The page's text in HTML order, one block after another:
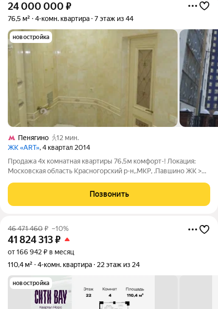
24 000 000 ₽
76,5 м² 4-комн. квартира 7 этаж из 44
новостройка
Пенягино
12 мин.
ЖК «ART», 4 квартал 2014
Продажа 4х комнатная квартиры 76,5м комфорт-! Локация:
Московская область Красногорский р-н,.МКР, .Павшино ЖК >
планировка: прихожая 5 м ,кухня 24м, гостиная 24 м,спальня 9
м, спальня 16,5 м,
Позвонить
46 471 460₽ –10%
41 824 313₽
от 166 942 ₽ в месяц
110,4 м²
4-комн. квартира 22 этаж из 24
новостройка